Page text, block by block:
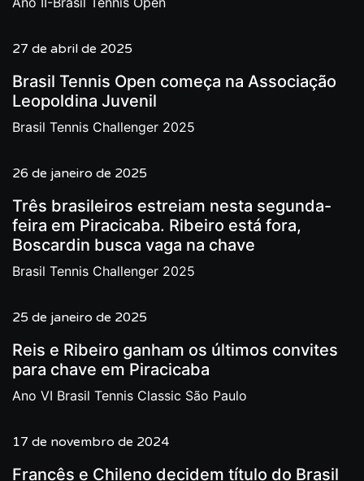
27 de abril de 2025
Brasil Tennis Open começa na Associação
Leopoldina Juvenil
Brasil Tennis Challenger 2025
26 de janeiro de 2025
Três brasileiros estreiam nesta segunda-
feira em Piracicaba. Ribeiro está fora,
Boscardin busca vaga na chave
Brasil Tennis Challenger 2025
25 de janeiro de 2025
Reis e Ribeiro ganham os últimos convites
para chave em Piracicaba
Ano VI Brasil Tennis Classic São Paulo
17 de novembro de 2024
Francês e Chileno decidem título do Brasil